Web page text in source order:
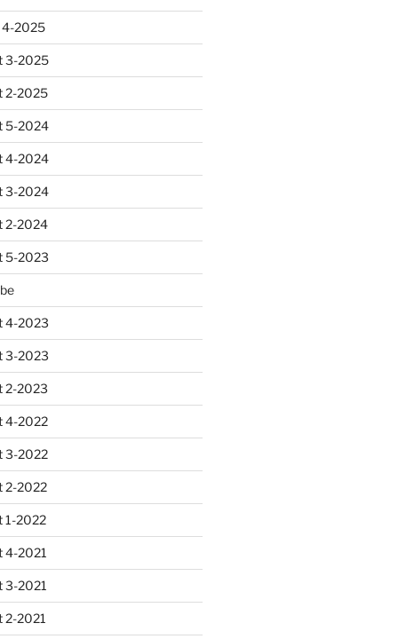
4-2025
3-2025
2-2025
5-2024
4-2024
3-2024
2-2024
5-2023
4-2023
3-2023
2-2023
4-2022
3-2022
2-2022
1-2022
4-2021
3-2021
2-2021